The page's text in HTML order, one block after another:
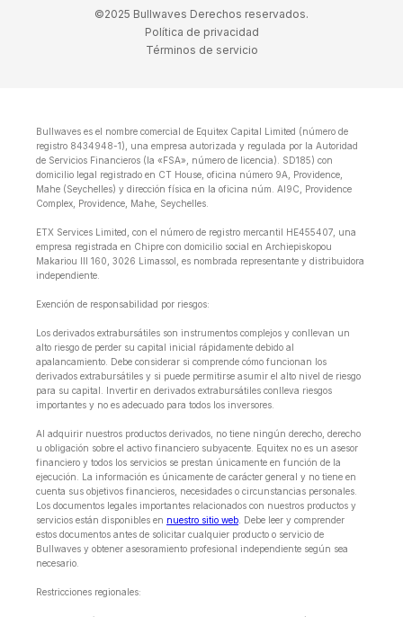
©2025 Bullwaves Derechos reservados.
Política de privacidad
Términos de servicio
Bullwaves es el nombre comercial de Equitex Capital Limited (número de
registro 8434948-1), una empresa autorizada y regulada por la Autoridad
de Servicios Financieros (la «FSA», número de licencia). SD185) con
domicilio legal registrado en CT House, oficina número 9A, Providence,
Mahe (Seychelles) y dirección física en la oficina núm. Al9C, Providence
Complex, Providence, Mahe, Seychelles.
ETX Services Limited, con el número de registro mercantil HE455407, una
empresa registrada en Chipre con domicilio social en Archiepiskopou
Makariou lll 160, 3026 Limassol, es nombrada representante y distribuidora
independiente.
Exención de responsabilidad por riesgos:
Los derivados extrabursátiles son instrumentos complejos y conllevan un
alto riesgo de perder su capital inicial rápidamente debido al
apalancamiento. Debe considerar si comprende cómo funcionan los
derivados extrabursátiles y si puede permitirse asumir el alto nivel de riesgo
para su capital. Invertir en derivados extrabursátiles conlleva riesgos
importantes y no es adecuado para todos los inversores.
Al adquirir nuestros productos derivados, no tiene ningún derecho, derecho
u obligación sobre el activo financiero subyacente. Equitex no es un asesor
financiero y todos los servicios se prestan únicamente en función de la
ejecución. La información es únicamente de carácter general y no tiene en
cuenta sus objetivos financieros, necesidades o circunstancias personales.
Los documentos legales importantes relacionados con nuestros productos y
servicios están disponibles en nuestro sitio web . Debe leer y comprender
estos documentos antes de solicitar cualquier producto o servicio de
Bullwaves y obtener asesoramiento profesional independiente según sea
necesario.
Restricciones regionales: